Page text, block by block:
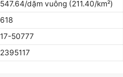
547.64/dặm vuông (211.40/km²)
618
17-50777
2395117